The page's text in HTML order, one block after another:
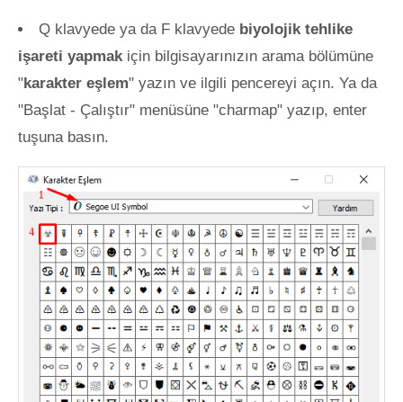
Q klavyede ya da F klavyede biyolojik tehlike
işareti yapmakiçin bilgisayarınızın arama bölümüne
"karakter eşlem" yazın ve ilgili pencereyi açın. Ya da
"Başlat - Çalıştır" menüsüne "charmap" yazıp, enter
tuşuna basın.